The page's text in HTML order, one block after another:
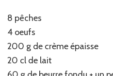
8 pêches
4 oeufs
200 g de crème épaisse
20 cl de lait